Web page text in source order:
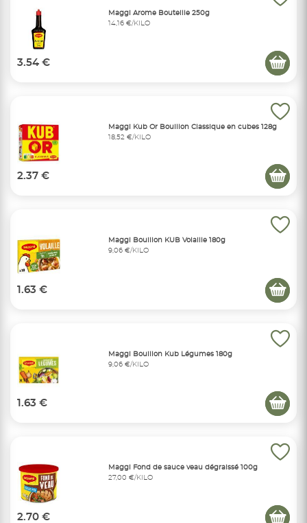
Maggi Arome Bouteille 250g
14,16 €/KILO
3.54 €
Maggi Kub Or Bouillon Classique en cubes 128g
18,52 €/KILO
2.37 €
Maggi Bouillon KUB Volaille 180g
9,06 €/KILO
1.63 €
Maggi Bouillon Kub Légumes 180g
9,06 €/KILO
1.63 €
Maggi Fond de sauce veau dégraissé 100g
27,00 €/KILO
2.70 €